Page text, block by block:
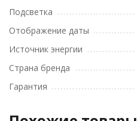
Подсветка
Отображение даты
Источник энергии
Страна бренда
Гарантия